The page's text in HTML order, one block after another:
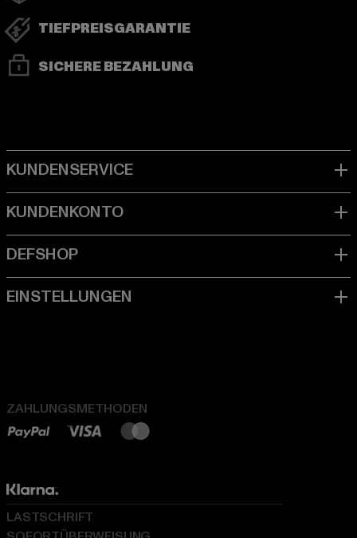
TIEFPREISGARANTIE
SICHERE BEZAHLUNG
ZAHLUNGSMETHODEN
LASTSCHRIFT